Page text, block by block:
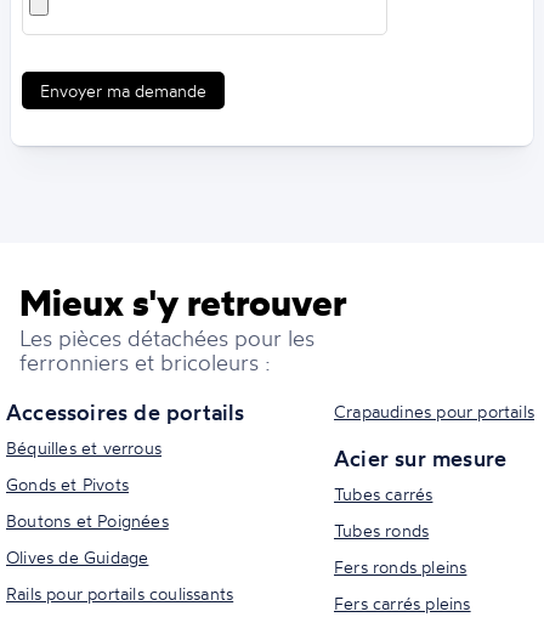
Envoyer ma demande
Mieux s'y retrouver
Les pièces détachées pour les
ferronniers et bricoleurs :
Accessoires de portails
Béquilles et verrous
Gonds et Pivots
Boutons et Poignées
Olives de Guidage
Rails pour portails coulissants
Crapaudines pour portails
Acier sur mesure
Tubes carrés
Tubes ronds
Fers ronds pleins
Fers carrés pleins